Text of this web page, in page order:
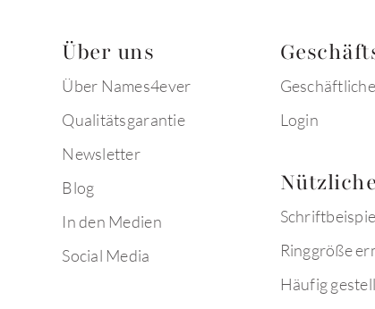
Über uns
Über Names4ever
Qualitätsgarantie
Newsletter
Blog
In den Medien
Social Media
Login
Ringgröße
Häufig